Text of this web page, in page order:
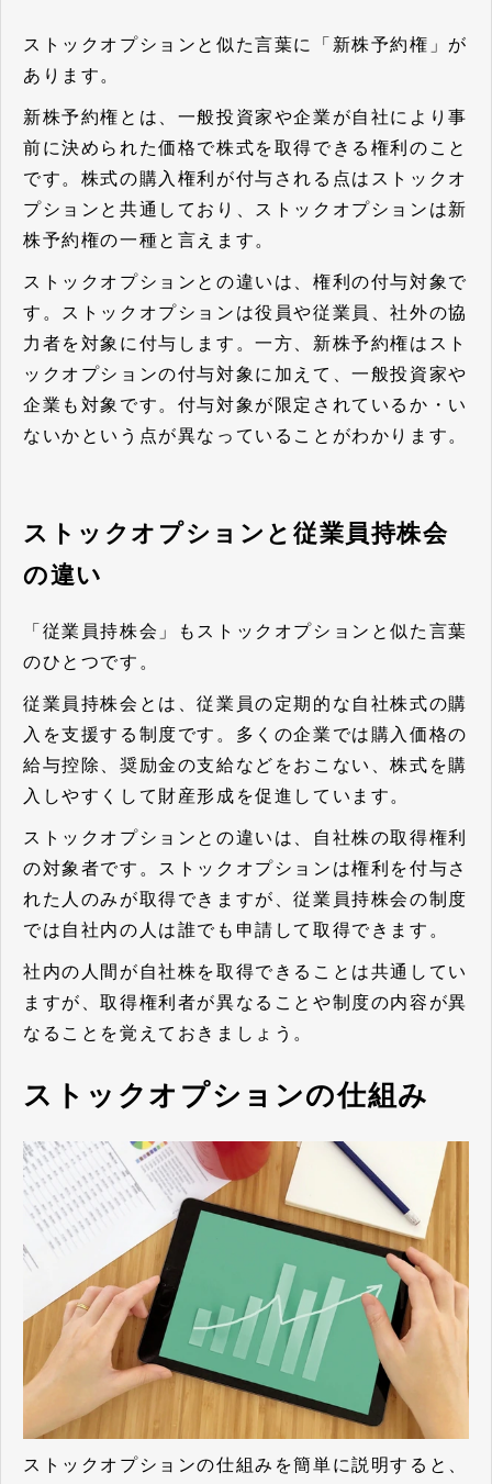
ストックオプションと似た言葉に「新株予約権」が
あります。
新株予約権とは、一般投資家や企業が自社により事
前に決められた価格で株式を取得できる権利のこと
です。株式の購入権利が付与される点はストックオ
プションと共通しており、ストックオプションは新
株予約権の一種と言えます。
ストックオプションとの違いは、権利の付与対象で
す。ストックオプションは役員や従業員、社外の協
力者を対象に付与します。一方、新株予約権はスト
ックオプションの付与対象に加えて、一般投資家や
企業も対象です。付与対象が限定されているか・い
ないかという点が異なっていることがわかります。
ストックオプションと従業員持株会
の違い
「従業員持株会」もストックオプションと似た言葉
のひとつです。
従業員持株会とは、従業員の定期的な自社株式の購
入を支援する制度です。多くの企業では購入価格の
給与控除、奨励金の支給などをおこない、株式を購
入しやすくして財産形成を促進しています。
ストックオプションとの違いは、自社株の取得権利
の対象者です。ストックオプションは権利を付与さ
れた人のみが取得できますが、従業員持株会の制度
では自社内の人は誰でも申請して取得できます。
社内の人間が自社株を取得できることは共通してい
ますが、取得権利者が異なることや制度の内容が異
なることを覚えておきましょう。
ストックオプションの仕組み
ストックオプションの仕組みを簡単に説明すると、